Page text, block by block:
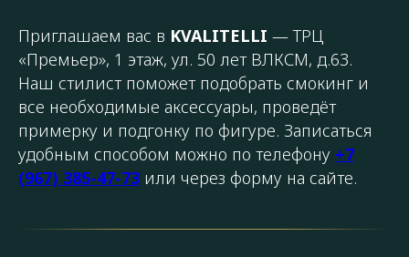
Приглашаем вас в KVALITELLI — ТРЦ
«Премьер», 1 этаж, ул. 50 лет ВЛКСМ, д.63.
Наш стилист поможет подобрать смокинг и
все необходимые аксессуары, проведёт
примерку и подгонку по фигуре. Записаться
удобным способом можно по телефону +7
(967) 385-47-73 или через форму на сайте.